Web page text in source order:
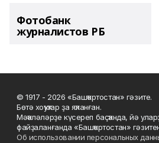
Фотобанк
журналистов РБ
© 1917 - 2026 «Башҡортостан» гәзите.
Бөтә хоҡуҡтар ҙа яҡланған.
Мәҡәләләрҙе күсереп баҫҡанда, йә
файҙаланғанда «Башҡортостан»
Об использовании персональных